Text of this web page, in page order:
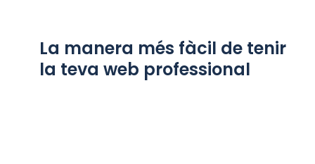
La manera més fàcil de tenir
la teva web professional